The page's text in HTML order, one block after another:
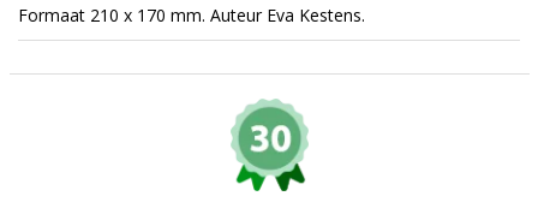
Formaat 210 x 170 mm. Auteur Eva Kestens.